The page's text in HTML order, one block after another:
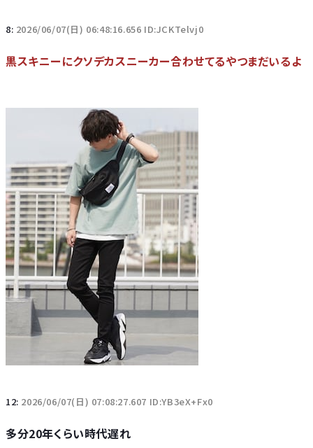
8: 2026/06/07(日) 06:48:16.656 ID:JCKTelvj0
黒スキニーにクソデカスニーカー合わせてるやつまだいるよ
12: 2026/06/07(日) 07:08:27.607 ID:YB3eX+Fx0
多分20年くらい時代遅れ